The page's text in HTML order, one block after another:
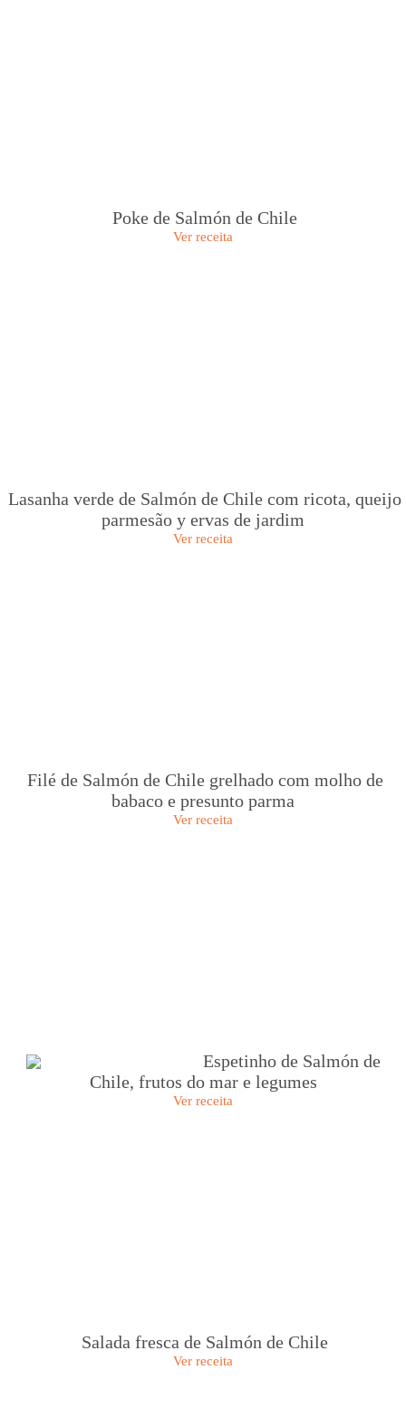
Poke de Salmón de Chile
Ver receita
Lasanha verde de Salmón de Chile com ricota, queijo
parmesão y ervas de jardim
Ver receita
Filé de Salmón de Chile grelhado com molho de
babaco e presunto parma
Ver receita
Espetinho de Salmón de
Chile, frutos do mar e legumes
Ver receita
Salada fresca de Salmón de Chile
Ver receita